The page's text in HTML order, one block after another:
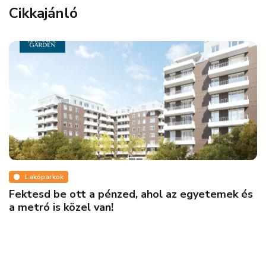
Cikkajánló
be ott a pénzed, ahol az egyetemek és
is közel van!
5